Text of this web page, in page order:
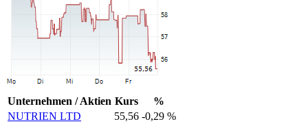
Unternehmen / Aktien Kurs
%
NUTRIEN LTD
55,56 -0,29 %